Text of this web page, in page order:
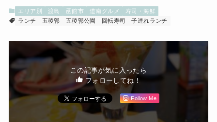
エリア別 渡島 函館市 道南グルメ
寿司・海鮮
ランチ
五稜郭 五稜郭公園 回転寿司 子連れランチ
この記事が気に入ったら
フォローしてね！
Follow Me